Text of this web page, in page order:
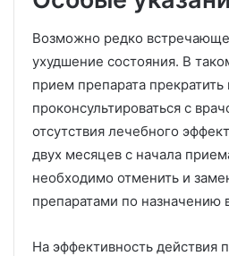
Возможно редко
ухудшение состояния. В
прием препарата прекратить
проконсультироваться с
отсутствия лечебного
двух месяцев с начала
необходимо отменить и
препаратами по назначению
На эффективность действия